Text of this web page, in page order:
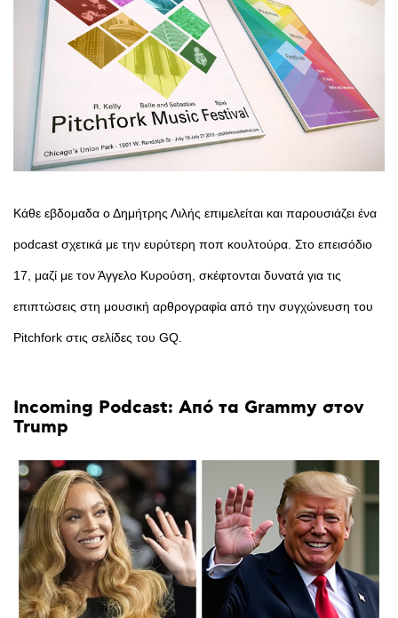
Κάθε εβδομαδα ο Δημήτρης Λιλής επιμελείται και παρουσιάζει ένα
podcast σχετικά με την ευρύτερη ποπ κουλτούρα. Στο επεισόδιο
17, μαζί με τον Άγγελο Κυρούση, σκέφτονται δυνατά για τις
επιπτώσεις στη μουσική αρθρογραφία από την συγχώνευση του
Pitchfork στις σελίδες του GQ.
Incoming Podcast: Από τα Grammy στον
Trump